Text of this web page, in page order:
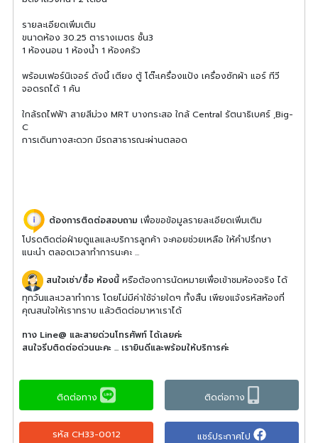
รายละเอียดเพิ่มเติม
ขนาดห้อง 30.25 ตารางเมตร ชั้น3
1 ห้องนอน 1 ห้องน้ำ 1 ห้องครัว
พร้อมเฟอร์นิเจอร์ ดังนี้ เตียง ตู้ โต๊ะเครื่องแป้ง เครื่องซักผ้า แอร์ ทีวี
จอดรถได้ 1 คัน
ใกล้รถไฟฟ้า สายสีม่วง MRT บางกระสอ ใกล้ Central รัตนาธิเบศร์ ,Big-
C
การเดินทางสะดวก มีรถสาธารณะผ่านตลอด
ต้องการติดต่อสอบถาม เพื่อขอข้อมูลรายละเอียดเพิ่มเติม
โปรดติดต่อฝ่ายดูแลและบริการลูกค้า จะคอยช่วยเหลือ ให้คำปรึกษา
แนะนำ ตลอดเวลาทำการนะคะ ...
สนใจเช่า/ซื้อ ห้องนี้ หรือต้องการนัดหมายเพื่อเข้าชมห้องจริง ได้
ทุกวันและเวลาทำการ โดยไม่มีค่าใช้จ่ายใดๆ ทั้งสิ้น เพียงแจ้งรหัสห้องที่
คุณสนใจให้เราทราบ แล้วติดต่อมาหาเราได้
ทาง Line@ และสายด่วนโทรศัพท์ ได้เลยค่ะ
สนใจรีบติดต่อด่วนนะคะ ... เรายินดีและพร้อมให้บริการค่ะ
ติดต่อทาง ติดต่อทาง
รหัส CH33-0012 แชร์ประกาศไป